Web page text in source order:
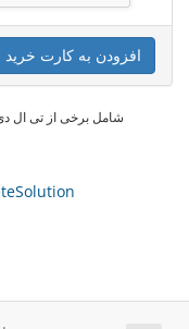
افزودن به کارت خرید
* شامل برخی از تی ال